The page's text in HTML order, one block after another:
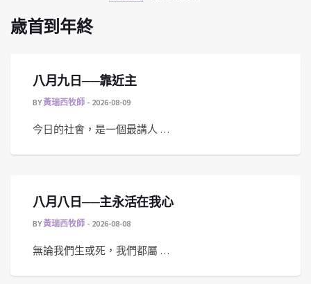
歳首到年終
八月九日──靠近主
BY黃瑞西牧師 2026-08-09
今日的社會，是一個最講人 …
八月八日──主永活在我心
BY黃瑞西牧師 2026-08-08
無論我們生或死，我們都屬 …